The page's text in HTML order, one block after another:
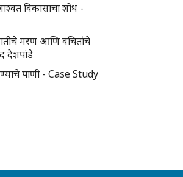
विकासाचा शोध -
मरण आणि वंचितांचे
देशपांडे
पाणी - Case Study